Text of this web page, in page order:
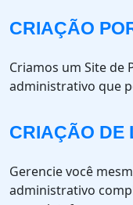
CRIAÇÃO
Criamos um Site de
administrativo que
CRIAÇÃO DE
Gerencie você
administrativo